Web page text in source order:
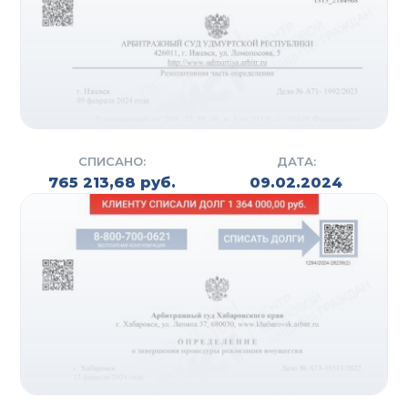
СУДЕБНОЕ И
ВНЕСУДЕБНОЕ
СПИСАНО:
765 213,68 руб.
ДАТА:
09.02.2024